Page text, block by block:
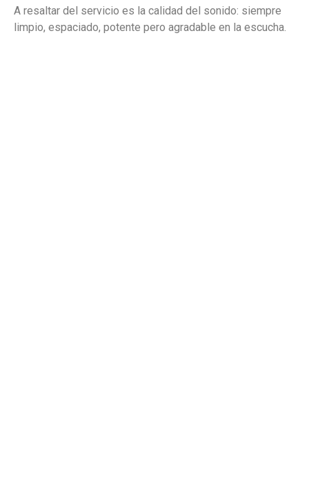
A resaltar del servicio es la calidad del sonido: siempre
limpio, espaciado, potente pero agradable en la escucha.